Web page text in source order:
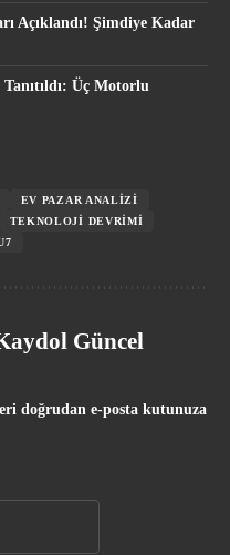
Açıklandı! Şimdiye Kadar
Üç Motorlu
EV PAZAR ANALIZI
TEKNOLOJI DEVRIMI
Güncel
doğrudan e-posta kutunuza